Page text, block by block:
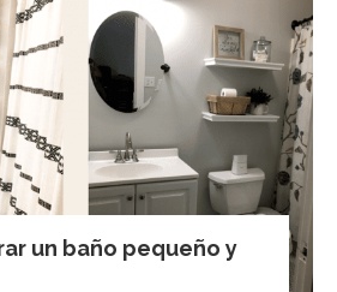
un baño pequeño y